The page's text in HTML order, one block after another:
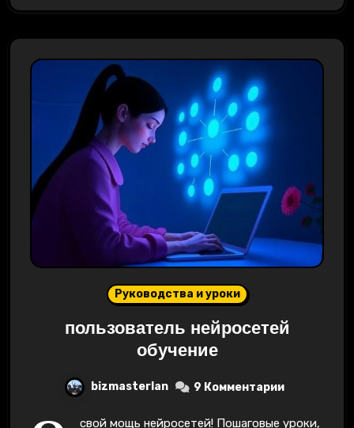
Руководства и уроки
пользователь нейросетей
обучение
bizmasterlan 9 Комментарии
свой мощь нейросетей! Пошаговые уроки,